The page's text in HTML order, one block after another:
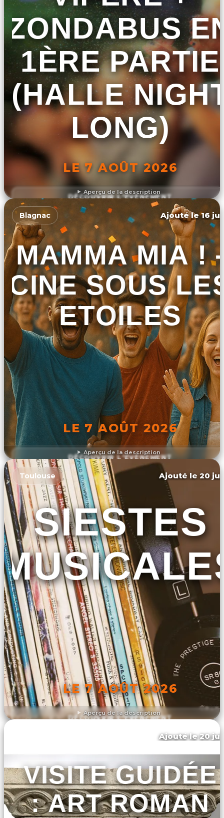
Aperçu de la description
ZONDABUS
1ÈRE PARTIE
(HALLE
LONG)
LE 7 AOÛT 2026
DÉCOUVRIR L'ÉVÉNEMENT
Aperçu de la description
Blagnac Ajouté le 16
MAMMA MIA ! -
CINE SOUS
ETOILES
LE 7 AOÛT 2026
DÉCOUVRIR L'ÉVÉNEMENT
Aperçu de la description
Toulouse Ajouté le 20
SIESTES
LE 7 AOÛT 2026
DÉCOUVRIR L'ÉVÉNEMENT
Ajouté le 20
VISITE GUIDÉE
: ART ROMAN